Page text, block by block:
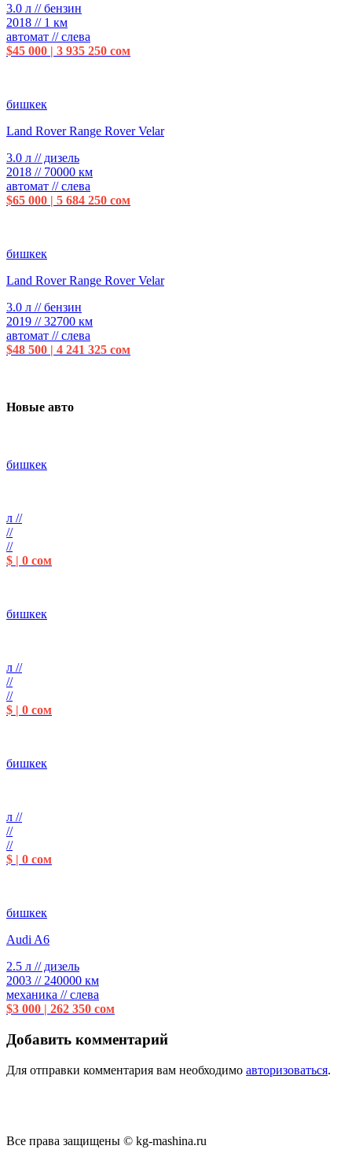
3.0 л // бензин
2018 // 1 км
автомат // слева
$45 000 | 3 935 250 сом
бишкек
Land Rover Range Rover Velar
3.0 л // дизель
2018 // 70000 км
автомат // слева
$65 000 | 5 684 250 сом
бишкек
Land Rover Range Rover Velar
3.0 л // бензин
2019 // 32700 км
автомат // слева
$48 500 | 4 241 325 сом
Новые авто
бишкек
л //
//
//
$ | 0 сом
бишкек
л //
//
//
$ | 0 сом
бишкек
л //
//
//
$ | 0 сом
бишкек
Audi A6
2.5 л // дизель
2003 // 240000 км
механика // слева
$3 000 | 262 350 сом
Добавить комментарий
Для отправки комментария вам необходимо авторизоваться.
Все права защищены © kg-mashina.ru